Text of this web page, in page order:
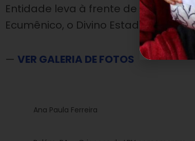
Entidade leva à frente de seus
Ecumênico, o Divino Estadista,
— VER GALERIA DE FOTOS
Ana Paula Ferreira